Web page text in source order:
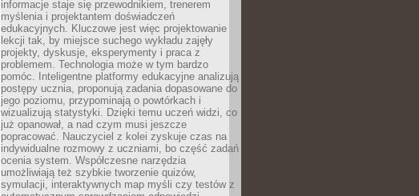
informacje staje się przewodnikiem, trenerem
myślenia i projektantem doświadczeń
edukacyjnych. Kluczowe jest więc projektowanie
lekcji tak, by miejsce suchego wykładu zajęły
projekty, dyskusje, eksperymenty i praca z
problemem. Technologia może w tym bardzo
pomóc. Inteligentne platformy edukacyjne analizują
postępy ucznia, proponują zadania dopasowane do
jego poziomu, przypominają o powtórkach i
wizualizują statystyki. Dzięki temu uczeń widzi, co
już opanował, a nad czym musi jeszcze
popracować. Nauczyciel z kolei zyskuje czas na
indywidualne rozmowy z uczniami, bo część zadań
ocenia system. Współczesne narzędzia
umożliwiają też szybkie tworzenie quizów,
symulacji, interaktywnych map myśli czy testów z